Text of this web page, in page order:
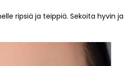
ripsiä ja teippiä. Sekoita hyvin